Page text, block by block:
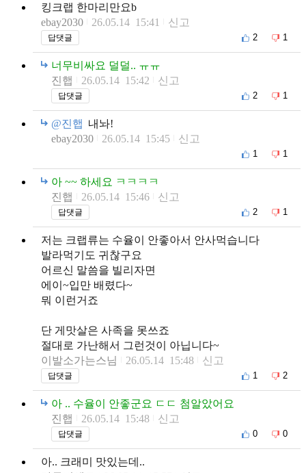
킹크랩 한마리만요b
ebay2030
26.05.14 15:41 신고
답댓글 2 1
너무비싸요 덜덜.. ㅠㅠ
진햅
26.05.14 15:42 신고
답댓글 2 1
@진햅 내놔!
ebay2030
26.05.14 15:45 신고
1 1
아 ~~ 하세요 ㅋㅋㅋㅋ
진햅
26.05.14 15:46 신고
답댓글 2 1
저는 크랩류는 수율이 안좋아서 안사먹습니다
발라먹기도 귀찮구요
어르신 말씀을 빌리자면
에이~입만 배렸다~
뭐 이런거죠
단 게맛살은 사족을 못쓰죠
절대로 가난해서 그런것이 아닙니다~
이발소가는스님
26.05.14 15:48 신고
답댓글 1 2
아 .. 수율이 안좋군요 ㄷㄷ 첨알았어요
진햅
26.05.14 15:48 신고
답댓글 0 0
아.. 크래미 맛있는데..